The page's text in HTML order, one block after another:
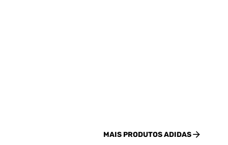
MAIS PRODUTOSADIDAS